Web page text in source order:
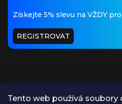
Tento web používá soubory
Získejte 5% slevu na VŽDY
REGISTROVAT